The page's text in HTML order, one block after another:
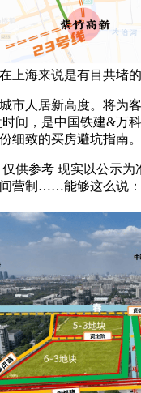
上海来说是有目共堵的
人居新高度。将为客
间，是中国铁建&万
细致的买房避坑指南。
参考 现实以公示为
营制……能够这么说